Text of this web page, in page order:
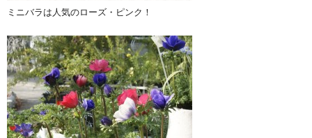
ミニバラは人気のローズ・ピンク！